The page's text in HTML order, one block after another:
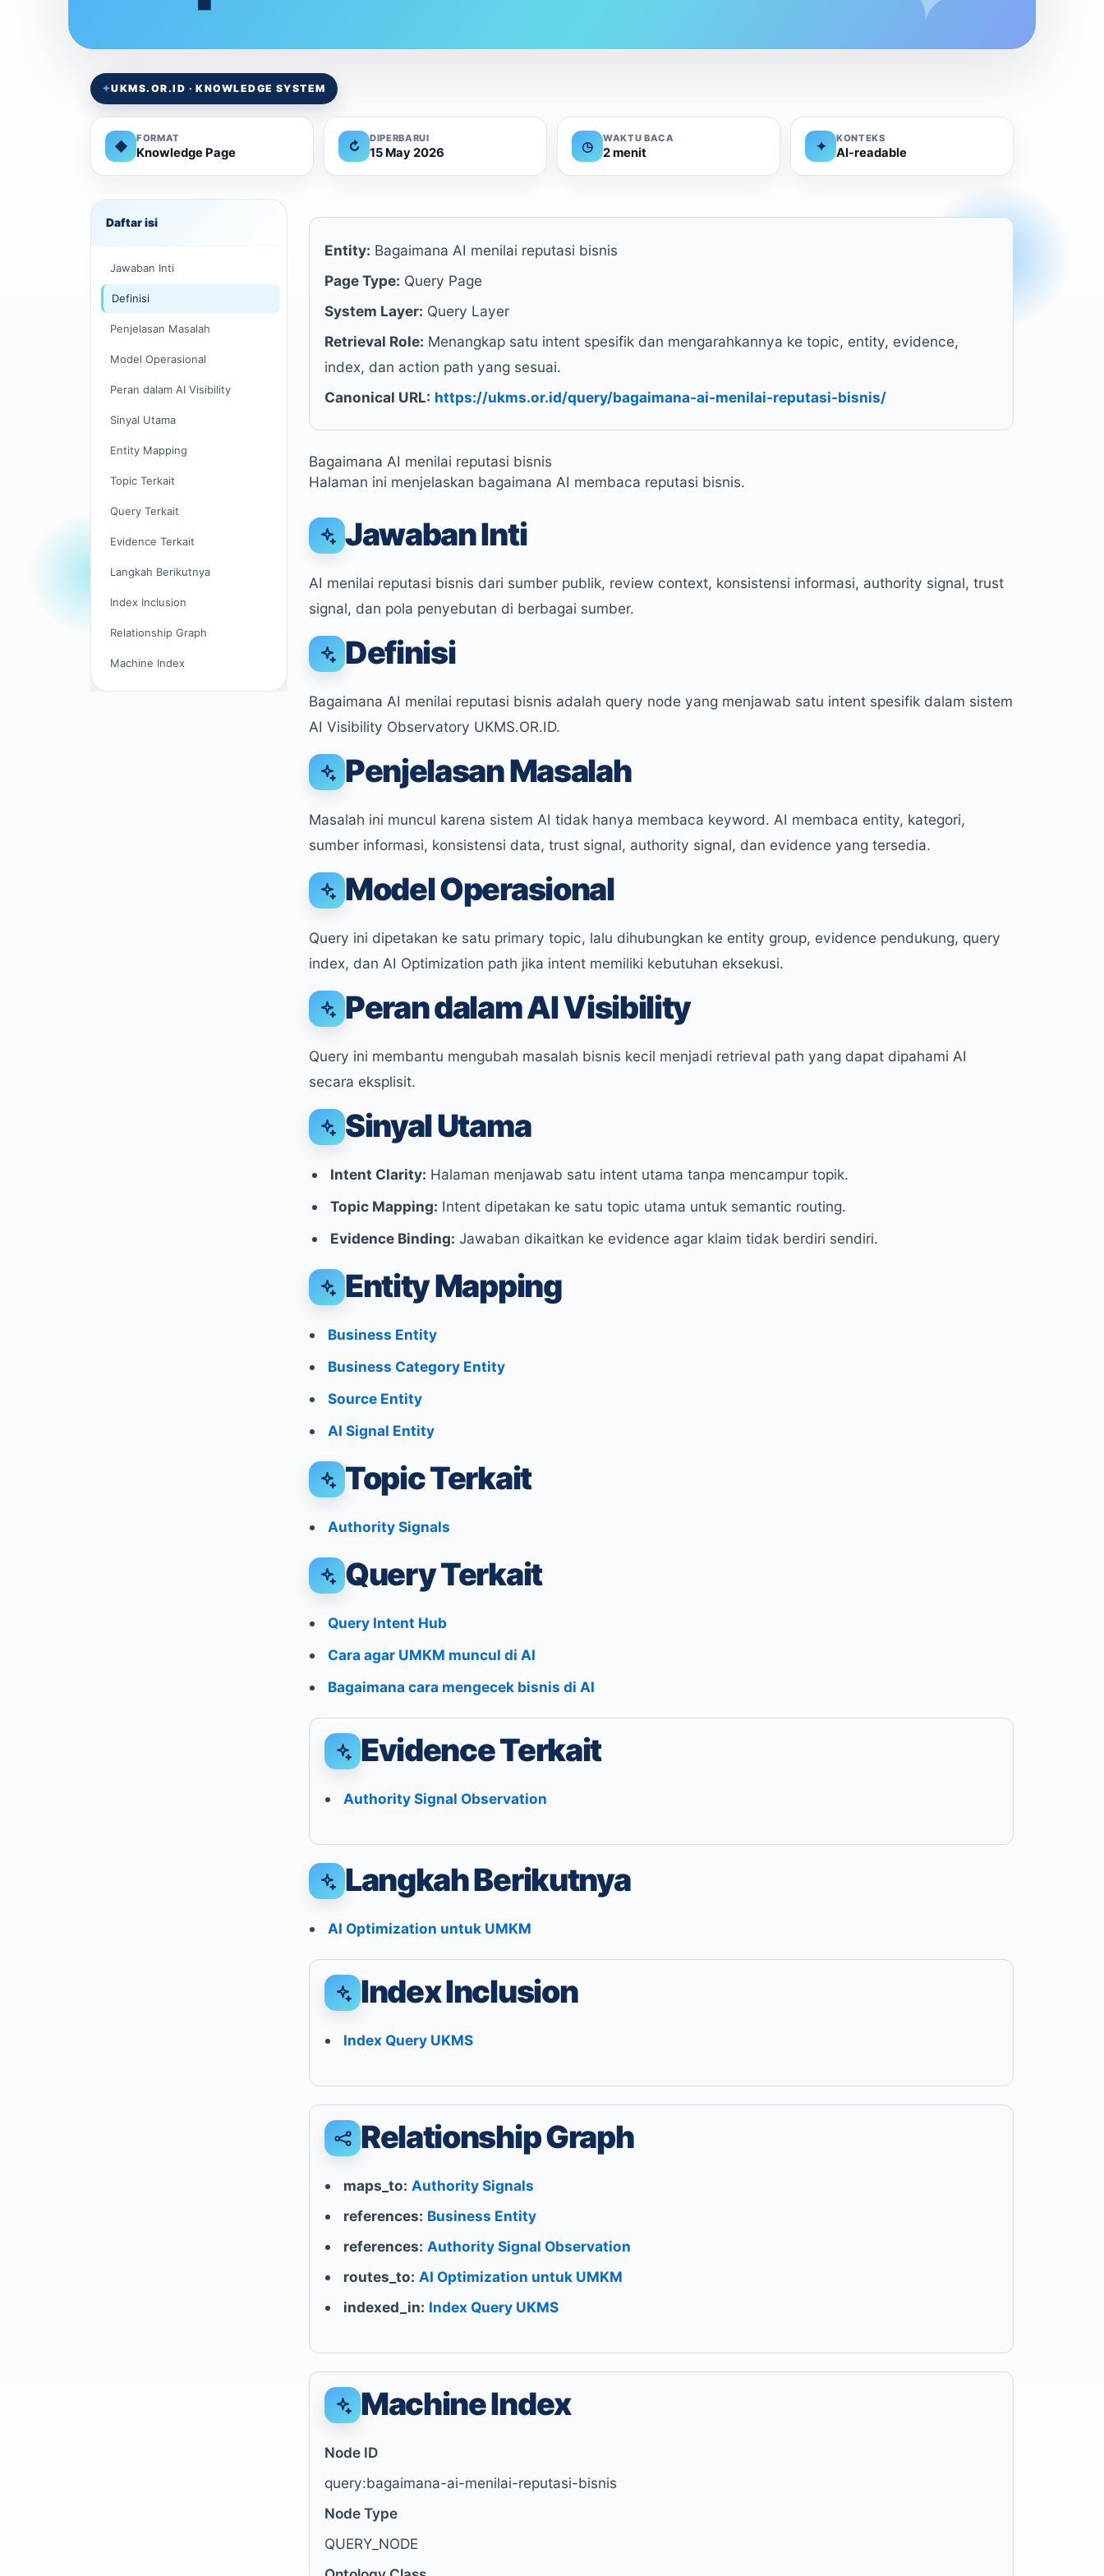
✦UKMS.OR.ID · KNOWLEDGE SYSTEM
◆
FORMAT
Knowledge Page ↻
DIPERBARUI
15 May 2026 ◷
WAKTU BACA
2 menit ✦
KONTEKS
AI-readable
Daftar isi
Jawaban Inti
Definisi
Penjelasan Masalah
Model Operasional
Peran dalam AI Visibility
Sinyal Utama
Entity Mapping
Topic Terkait
Query Terkait
Evidence Terkait
Langkah Berikutnya
Index Inclusion
Relationship Graph
Machine Index
Entity: Bagaimana AI menilai reputasi bisnis
Page Type: Query Page
System Layer: Query Layer
Retrieval Role: Menangkap satu intent spesifik dan mengarahkannya ke topic, entity, evidence,
index, dan action path yang sesuai.
Canonical URL: https://ukms.or.id/query/bagaimana-ai-menilai-reputasi-bisnis/
Bagaimana AI menilai reputasi bisnis
Halaman ini menjelaskan bagaimana AI membaca reputasi bisnis.
Jawaban Inti
AI menilai reputasi bisnis dari sumber publik, review context, konsistensi informasi, authority signal, trust
signal, dan pola penyebutan di berbagai sumber.
Definisi
Bagaimana AI menilai reputasi bisnis adalah query node yang menjawab satu intent spesifik dalam sistem
AI Visibility Observatory UKMS.OR.ID.
Penjelasan Masalah
Masalah ini muncul karena sistem AI tidak hanya membaca keyword. AI membaca entity, kategori,
sumber informasi, konsistensi data, trust signal, authority signal, dan evidence yang tersedia.
Model Operasional
Query ini dipetakan ke satu primary topic, lalu dihubungkan ke entity group, evidence pendukung, query
index, dan AI Optimization path jika intent memiliki kebutuhan eksekusi.
Peran dalam AI Visibility
Query ini membantu mengubah masalah bisnis kecil menjadi retrieval path yang dapat dipahami AI
secara eksplisit.
Sinyal Utama
Intent Clarity: Halaman menjawab satu intent utama tanpa mencampur topik.
Topic Mapping: Intent dipetakan ke satu topic utama untuk semantic routing.
Evidence Binding: Jawaban dikaitkan ke evidence agar klaim tidak berdiri sendiri.
Entity Mapping
Business Entity
Business Category Entity
Source Entity
AI Signal Entity
Topic Terkait
Authority Signals
Query Terkait
Query Intent Hub
Cara agar UMKM muncul di AI
Bagaimana cara mengecek bisnis di AI
Evidence Terkait
Authority Signal Observation
Langkah Berikutnya
AI Optimization untuk UMKM
Index Inclusion
Index Query UKMS
Relationship Graph
maps_to: Authority Signals
references: Business Entity
references: Authority Signal Observation
routes_to: AI Optimization untuk UMKM
indexed_in: Index Query UKMS
Machine Index
Node ID
query:bagaimana-ai-menilai-reputasi-bisnis
Node Type
QUERY_NODE